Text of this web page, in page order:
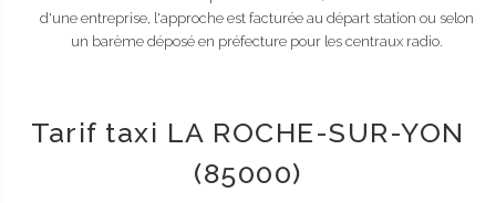
d'une entreprise, l'approche est facturée au départ station ou selon
un barème déposé en préfecture pour les centraux radio.
Tarif taxi LA ROCHE-SUR-YON
(85000)